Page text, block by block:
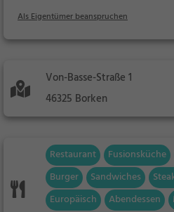
Als Eigentümer beanspruchen
Von-Basse-Straße 1
46325 Borken
Restaurant Fusionsküche
Burger
Sandwiches
Europäisch
Abendessen